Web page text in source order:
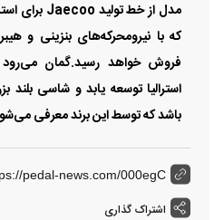
باشد که توسط این برند معرفی
pedal-news.com/000egC
اشتراک گذاری